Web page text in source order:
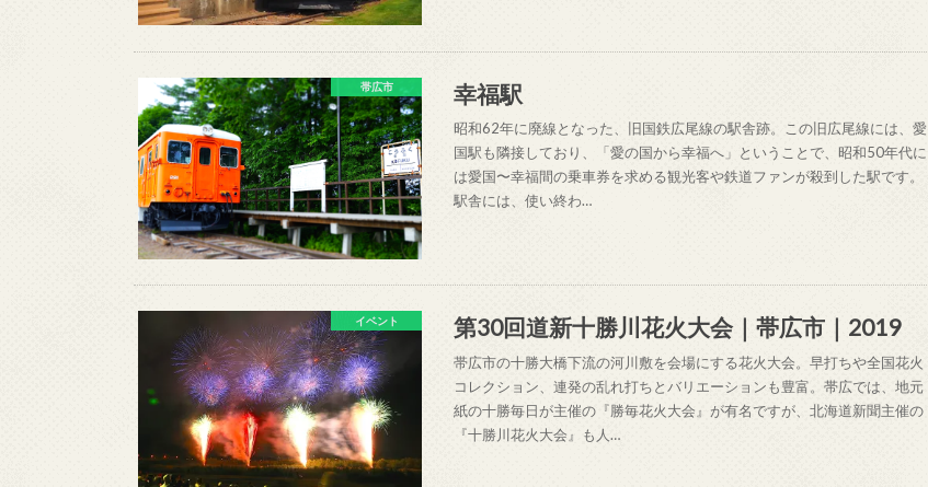
帯広市 幸福駅
昭和62年に廃線となった、旧国鉄広尾線の駅舎跡。この旧広尾線には、愛
国駅も隣接しており、「愛の国から幸福へ」ということで、昭和50年代に
は愛国〜幸福間の乗車券を求める観光客や鉄道ファンが殺到した駅です。
駅舎には、使い終わ…
イベント 第30回道新十勝川花火大会｜帯広市｜2019
帯広市の十勝大橋下流の河川敷を会場にする花火大会。早打ちや全国花火
コレクション、連発の乱れ打ちとバリエーションも豊富。帯広では、地元
紙の十勝毎日が主催の『勝毎花火大会』が有名ですが、北海道新聞主催の
『十勝川花火大会』も人…